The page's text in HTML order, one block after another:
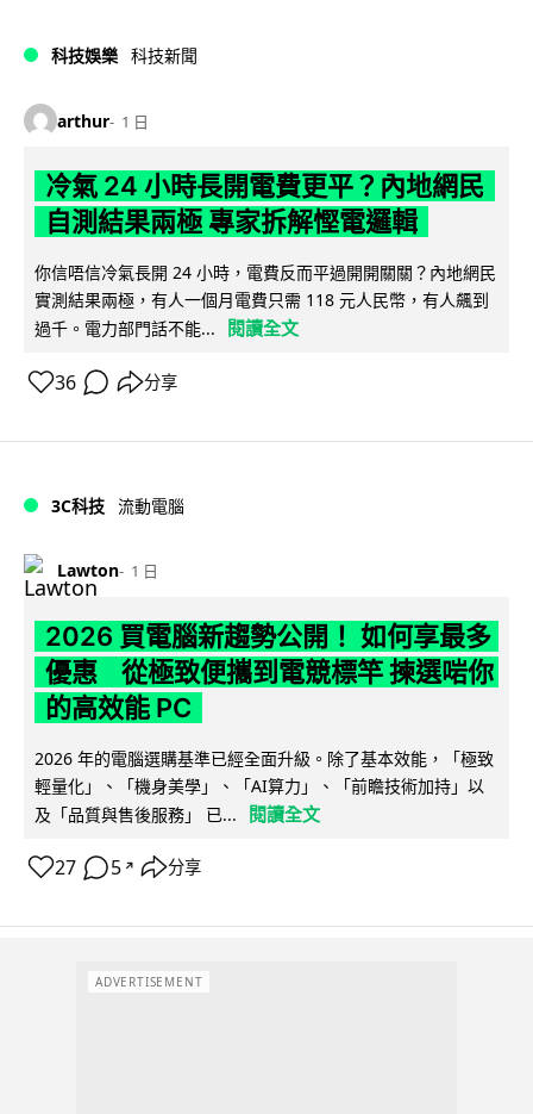
科技娛樂 科技新聞
arthur 1 日
冷氣 24 小時長開電費更平？內地網民
自測結果兩極 專家拆解慳電邏輯
你信唔信冷氣長開 24 小時，電費反而平過開開關關？內地網民
實測結果兩極，有人一個月電費只需 118 元人民幣，有人飆到
過千。電力部門話不能...
閱讀全文
36 分享
3C科技 流動電腦
Lawton 1 日
2026 買電腦新趨勢公開！ 如何享最多
優惠 從極致便攜到電競標竿 揀選啱你
的高效能 PC
2026 年的電腦選購基準已經全面升級。除了基本效能，「極致
輕量化」、「機身美學」、「AI算力」、「前瞻技術加持」以
及「品質與售後服務」 已...
閱讀全文
27 5 ↗ 分享
ADVERTISEMENT